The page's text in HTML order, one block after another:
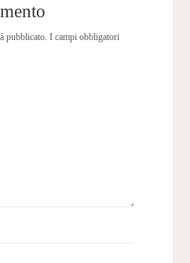
pubblicato.
I campi obbligatori